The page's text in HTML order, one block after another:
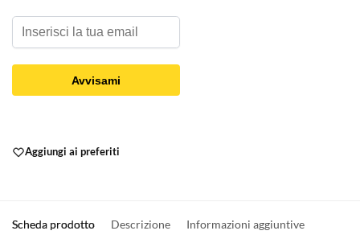
Avvisami
Aggiungi ai preferiti
Scheda prodotto Descrizione Informazioni aggiuntive